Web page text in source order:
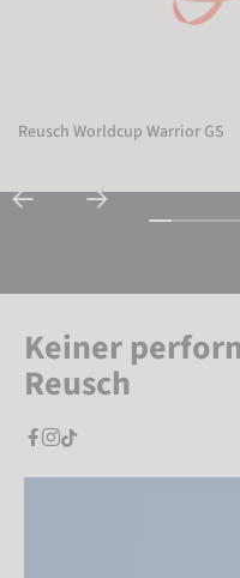
Reusch Worldcup Warrior GS
Keiner
Reusch